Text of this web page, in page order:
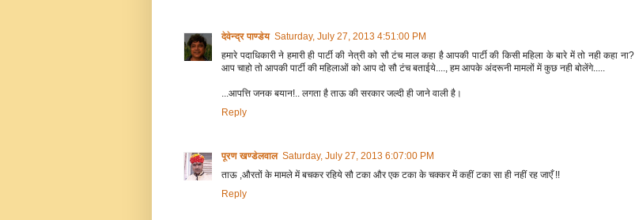
देवेन्द्र पाण्डेय Saturday, July 27, 2013 4:51:00 PM
हमारे पदाधिकारी ने हमारी ही पार्टी की नेत्री को सौ टंच माल कहा है आपकी पार्टी की किसी महिला के बारे में तो नही कहा ना?
आप चाहो तो आपकी पार्टी की महिलाओं को आप दो सौ टंच बताईये...., हम आपके अंदरूनी मामलों में कुछ नही बोलेंगे.....
...आपत्ति जनक बयान!.. लगता है ताऊ की सरकार जल्दी ही जाने वाली है।
Reply
पूरण खण्डेलवाल Saturday, July 27, 2013 6:07:00 PM
ताऊ ,औरतों के मामले में बचकर रहिये सौ टका और एक टका के चक्कर में कहीं टका सा ही नहीं रह जाएँ !!
Reply